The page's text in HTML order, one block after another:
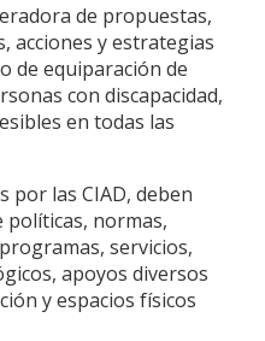
de propuestas,
acciones y estrategias
de equiparación de
con discapacidad,
en todas las
por las CIAD, deben
políticas, normas,
servicios,
apoyos diversos
y espacios físicos